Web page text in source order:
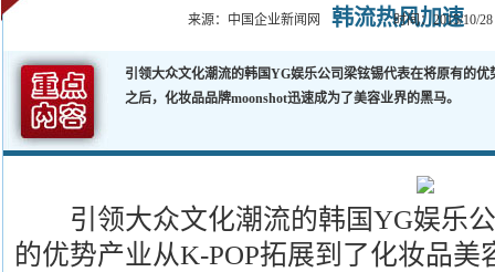
韩流热风加速
来源： 中国企业新闻网 时间：2015/10/
引领大众文化潮流的韩国YG娱乐公司梁铉锡代表在将原有的
之后，化妆品品牌moonshot迅速成为了美容业界的黑马。
引领大众文化潮流的韩国YG娱乐公
的优势产业从K-POP拓展到了化妆品